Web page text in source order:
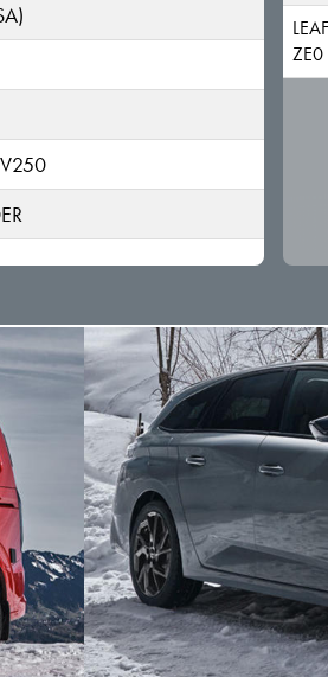
NV300
LEAF
ZE0